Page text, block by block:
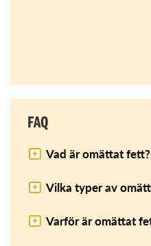
FAQ
Vad är omättat fett?
Vilka typer av
Varför är omättat